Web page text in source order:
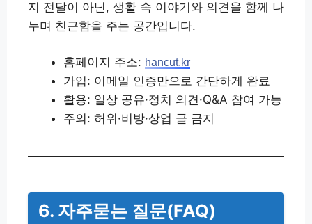
지 전달이 아닌, 생활 속 이야기와 의견을 함께 나
누며 친근함을 주는 공간입니다.
홈페이지 주소: hancut.kr
가입: 이메일 인증만으로 간단하게 완료
활용: 일상 공유·정치 의견·Q&A 참여 가능
주의: 허위·비방·상업 글 금지
6. 자주묻는 질문(FAQ)